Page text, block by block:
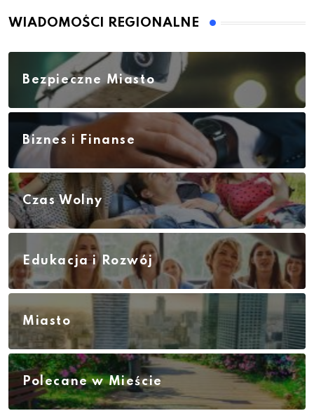
WIADOMOŚCI REGIONALNE
Bezpieczne Miasto
Biznes i Finanse
Czas Wolny
Edukacja i Rozwój
Miasto
Polecane w Mieście